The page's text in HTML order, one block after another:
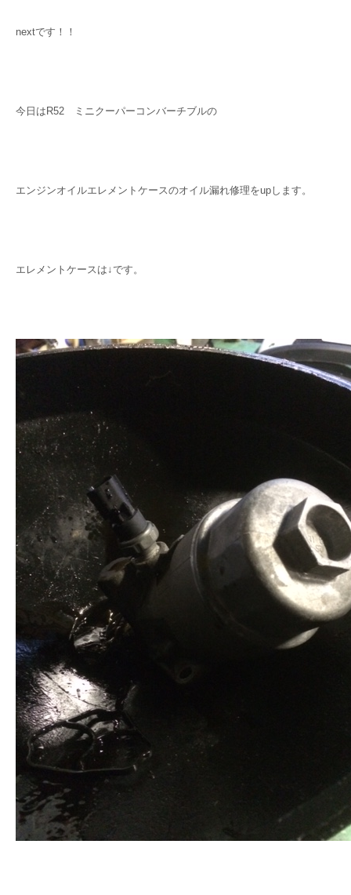
nextです！！
今日はR52 ミニクーパーコンバーチブルの
エンジンオイルエレメントケースのオイル漏れ修理をupします。
エレメントケースは↓です。